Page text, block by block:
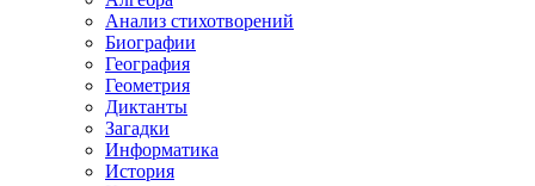
Анализ стихотворений
Биографии
География
Геометрия
Диктанты
Загадки
Информатика
История